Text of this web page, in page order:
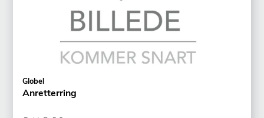
Globel
Anretterring